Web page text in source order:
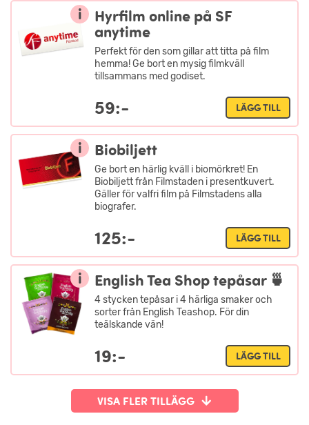
i
Hyrfilm online på SF
anytime
Perfekt för den som gillar att titta på film
hemma! Ge bort en mysig filmkväll
tillsammans med godiset.
59:- LÄGG TILL
i Biobiljett
Ge bort en härlig kväll i biomörkret! En
Biobiljett från Filmstaden i presentkuvert.
Gäller för valfri film på Filmstadens alla
biografer.
125:- LÄGG TILL
i English Tea Shop tepåsar 🍵
4 stycken tepåsar i 4 härliga smaker och
sorter från English Teashop. För din
teälskande vän!
19:- LÄGG TILL
VISA FLER TILLÄGG